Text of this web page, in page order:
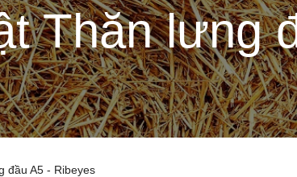
Thăn lưng
đầu A5 - Ribeyes